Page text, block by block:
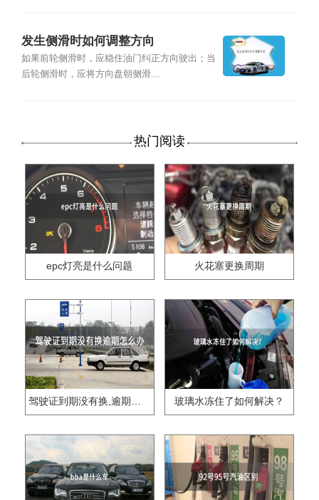
发生侧滑时如何调整方向
如果前轮侧滑时，应稳住油门纠正方向驶出；当
后轮侧滑时，应将方向盘朝侧滑...
热门阅读
epc灯亮是什么问题 火花塞更换周期
驾驶证到期没有换,逾期怎么办?? 玻璃水冻住了如何解决？